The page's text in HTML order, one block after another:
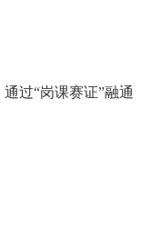
过“岗课赛证”融通